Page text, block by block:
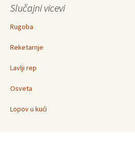
Slučajni vicevi
Rugoba
Reketarnje
Lavlji rep
Osveta
Lopov u kući